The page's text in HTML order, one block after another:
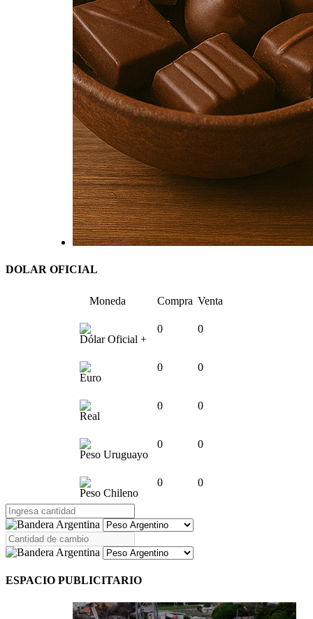
DOLAR OFICIAL
Moneda Compra Venta
Dólar Oficial +
0 0
Euro
0 0
Real
0 0
Peso Uruguayo
0 0
Peso Chileno
0 0
ESPACIO PUBLICITARIO